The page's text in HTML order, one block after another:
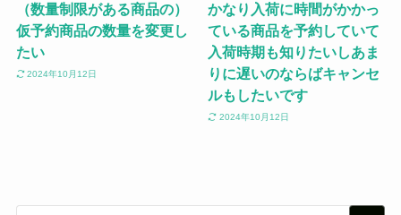
（数量制限がある商品の）
仮予約商品の数量を変更し
たい
2024年10月12日
かなり入荷に時間がかかっ
ている商品を予約していて
入荷時期も知りたいしあま
りに遅いのならばキャンセ
ルもしたいです
2024年10月12日